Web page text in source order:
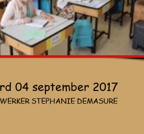
04 september 2017
STEPHANIE DEMASURE